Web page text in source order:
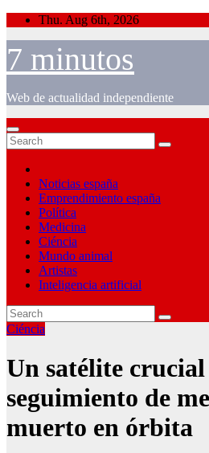
Skip
content
Thu. Aug 6th, 2026
7 minutos
Web de actualidad independiente
Noticias españa
Emprendimiento españa
Política
Medicina
Ciéncia
Mundo animal
Artistas
Inteligencia artificial
Ciéncia
Un satélite crucial
seguimiento de
muerto en órbita